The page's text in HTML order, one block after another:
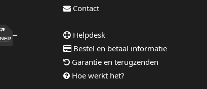
Contact
Helpdesk
Bestel en betaal informatie
Garantie en terugzenden
Hoe werkt het?